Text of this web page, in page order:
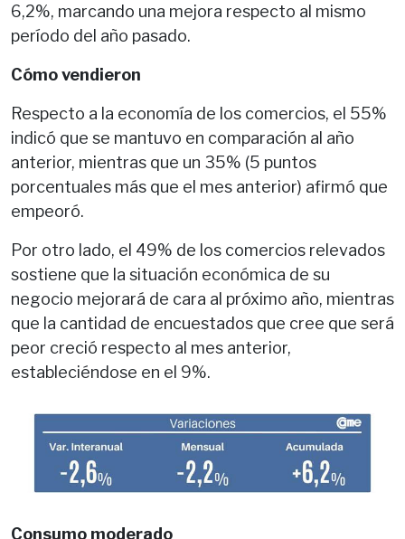
6,2%, marcando una mejora respecto al mismo
período del año pasado.
Cómo vendieron
Respecto a la economía de los comercios, el 55%
indicó que se mantuvo en comparación al año
anterior, mientras que un 35% (5 puntos
porcentuales más que el mes anterior) afirmó que
empeoró.
Por otro lado, el 49% de los comercios relevados
sostiene que la situación económica de su
negocio mejorará de cara al próximo año, mientras
que la cantidad de encuestados que cree que será
peor creció respecto al mes anterior,
estableciéndose en el 9%.
Consumo moderado